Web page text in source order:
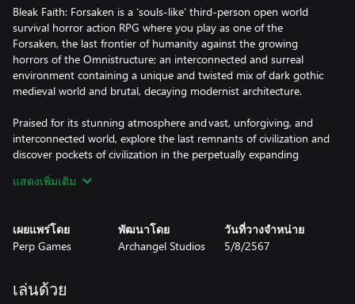
Bleak Faith: Forsaken is a ‘souls-like’ third-person open world
survival horror action RPG where you play as one of the
Forsaken, the last frontier of humanity against the growing
horrors of the Omnistructure; an interconnected and surreal
environment containing a unique and twisted mix of dark gothic
medieval world and brutal, decaying modernist architecture.
Praised for its stunning atmosphere and vast, unforgiving, and
interconnected world, explore the last remnants of civilization and
discover pockets of civilization in the perpetually expanding
atmosphere and rife with danger, be prepared to be immersed in
a new world unlike any you've experienced before. Not every
leap, to ascend in Bleak Faith.
แสดงเพิ่มเติม
เผยแพร่โดย
Perp Games
พัฒนาโดย
Archangel Studios
วันที่วางจำหน่าย
5/8/2567
เล่นด้วย